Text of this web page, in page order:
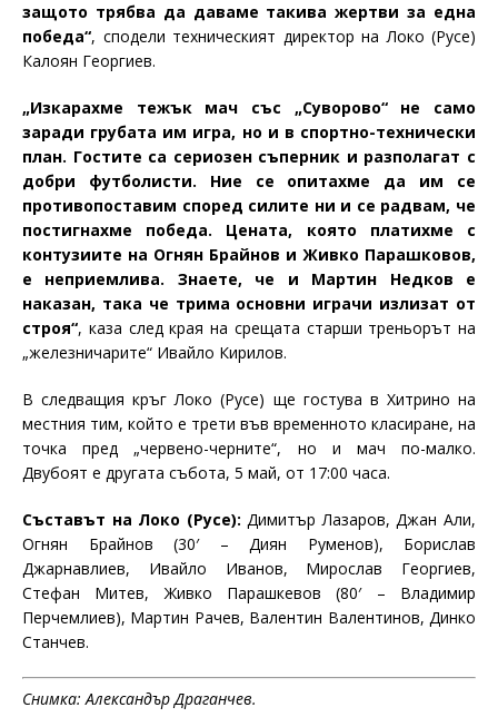
защото трябва да даваме такива жертви за една
победа“, сподели техническият директор на Локо (Русе)
Калоян Георгиев.
„Изкарахме тежък мач със „Суворово“ не само
заради грубата им игра, но и в спортно-технически
план. Гостите са сериозен съперник и разполагат с
добри футболисти. Ние се опитахме да им се
противопоставим според силите ни и се радвам, че
постигнахме победа. Цената, която платихме с
контузиите на Огнян Брайнов и Живко Парашковов,
е неприемлива. Знаете, че и Мартин Недков е
наказан, така че трима основни играчи излизат от
строя“, каза след края на срещата старши треньорът на
„железничарите“ Ивайло Кирилов.
В следващия кръг Локо (Русе) ще гостува в Хитрино на
местния тим, който е трети във временното класиране, на
точка пред „червено-черните“, но и мач по-малко.
Двубоят е другата събота, 5 май, от 17:00 часа.
Съставът на Локо (Русе): Димитър Лазаров, Джан Али,
Огнян Брайнов (30′ – Диян Руменов), Борислав
Джарнавлиев, Ивайло Иванов, Мирослав Георгиев,
Стефан Митев, Живко Парашкевов (80′ – Владимир
Перчемлиев), Мартин Рачев, Валентин Валентинов, Динко
Станчев.
Снимка: Александър Драганчев.